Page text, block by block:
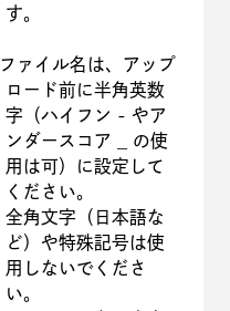
す。
ファイル名は、アップ
ロード前に半角英数
字（ハイフン - やア
ンダースコア _ の使
用は可）に設定して
ください。
全角文字（日本語な
ど）や特殊記号は使
用しないでくださ
い。